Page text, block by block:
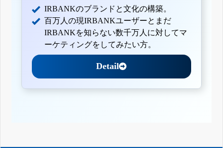
IRBANKのブランドと文化の構築。
百万人の現IRBANKユーザーとまだ
IRBANKを知らない数千万人に対してマ
ーケティングをしてみたい方。
Detail